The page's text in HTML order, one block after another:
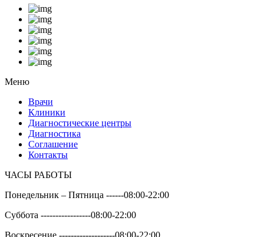
Меню
Врачи
Клиники
Диагностические центры
Диагностика
Соглашение
Контакты
ЧАСЫ РАБОТЫ
Понедельник – Пятница ------08:00-22:00
Суббота -----------------08:00-22:00
Воскресение -------------------08:00-22:00